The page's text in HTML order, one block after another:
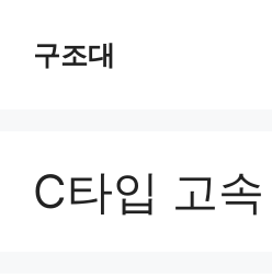
구조대
C타입 고